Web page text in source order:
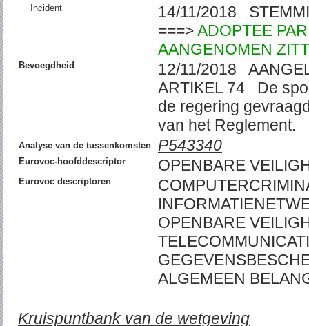
Incident
14/11/2018
===>ADOPTEE
AANGENOMEN
Bevoegdheid
12/11/2018
ARTIKEL 74 De
de regering
van het
Analyse van de tussenkomsten P543340
Eurovoc-hoofddescriptor OPENBARE
Eurovoc descriptoren
OPENBARE
ALGEMEEN
Kruispuntbank van de wetgeving